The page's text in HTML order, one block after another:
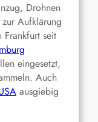
Drohnen
Aufklärung
Frankfurt seit
eingesetzt,
Auch
ausgiebig